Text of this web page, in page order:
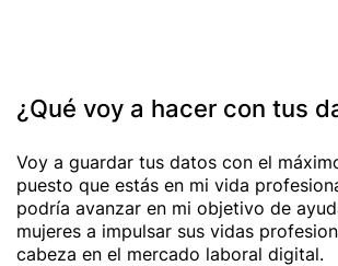
¿Qué voy a hacer con tus
Voy a guardar tus datos con el
puesto que estás en mi vida
podría avanzar en mi objetivo de
mujeres a impulsar sus vidas
cabeza en el mercado laboral digital.